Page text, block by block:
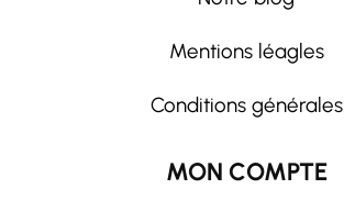
Mentions léagles
Conditions générales
MON COMPTE